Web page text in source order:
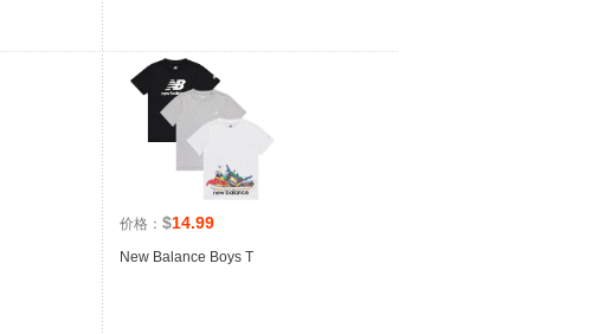
价格： $14.99
New Balance Boys T